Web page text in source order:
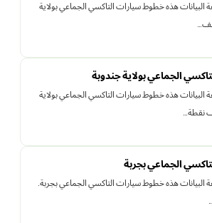
هذه خطوط سيارات التاكسي الجماعي بولاية
الجماعي بولاية جندوبة
هذه خطوط سيارات التاكسي الجماعي بولاية
نقطة…
الجماعي بجربة
هذه خطوط سيارات التاكسي الجماعي بجربة.